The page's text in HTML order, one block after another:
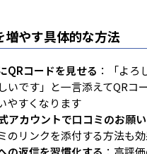
増やす具体的な方法
QRコードを見せる ：「よろ
いです」と一言添えてQRコ
やすくなります
アカウントで口コミのお願
のリンクを添付する方法も